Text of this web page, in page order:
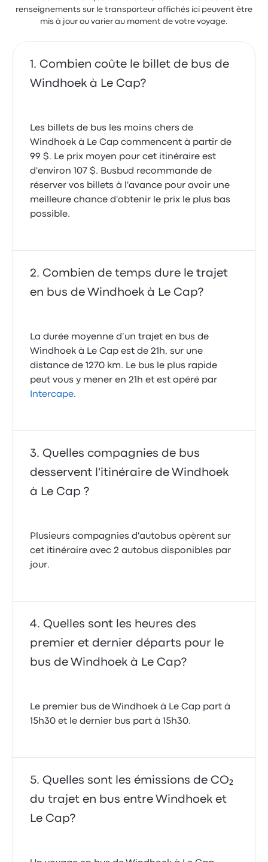
renseignements sur le transporteur affichés ici peuvent être
mis à jour ou varier au moment de votre voyage.
Combien coûte le billet de bus de
Windhoek à Le Cap?
Les billets de bus les moins chers de
Windhoek à Le Cap commencent à partir de
99 $. Le prix moyen pour cet itinéraire est
d'environ 107 $. Busbud recommande de
réserver vos billets à l'avance pour avoir une
meilleure chance d'obtenir le prix le plus bas
possible.
Combien de temps dure le trajet
en bus de Windhoek à Le Cap?
La durée moyenne d’un trajet en bus de
Windhoek à Le Cap est de 21h, sur une
distance de 1270 km. Le bus le plus rapide
peut vous y mener en 21h et est opéré par
Intercape.
Quelles compagnies de bus
desservent l'itinéraire de Windhoek
à Le Cap ?
Plusieurs compagnies d'autobus opèrent sur
cet itinéraire avec 2 autobus disponibles par
jour.
Quelles sont les heures des
premier et dernier départs pour le
bus de Windhoek à Le Cap?
Le premier bus de Windhoek à Le Cap part à
15h30 et le dernier bus part à 15h30.
Quelles sont les émissions de CO₂
du trajet en bus entre Windhoek et
Le Cap?